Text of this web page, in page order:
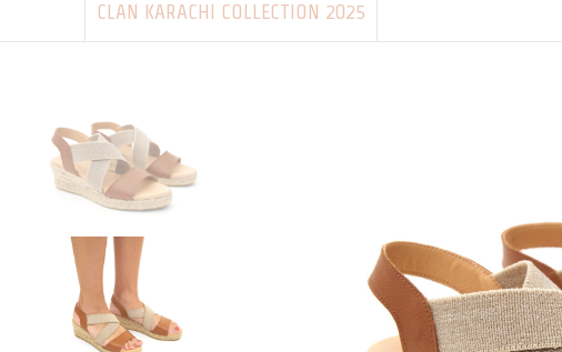
CLAN KARACHI COLLECTION 2025